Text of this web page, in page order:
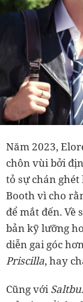
Năm 2023,
chôn vùi bởi
tỏ sự chán
Booth vì cho
để mắt đến. Về
bản kỹ lưỡng
diễn gai góc
Priscilla, hay
Cũng với